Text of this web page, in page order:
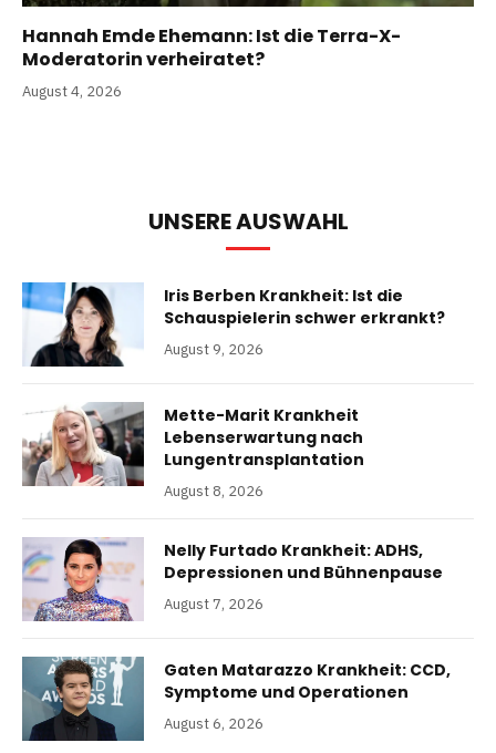
Hannah Emde Ehemann: Ist die Terra-X-
Moderatorin verheiratet?
August 4, 2026
UNSERE AUSWAHL
Iris Berben Krankheit: Ist die
Schauspielerin schwer erkrankt?
August 9, 2026
Mette-Marit Krankheit
Lebenserwartung nach
Lungentransplantation
August 8, 2026
Nelly Furtado Krankheit: ADHS,
Depressionen und Bühnenpause
August 7, 2026
Gaten Matarazzo Krankheit: CCD,
Symptome und Operationen
August 6, 2026